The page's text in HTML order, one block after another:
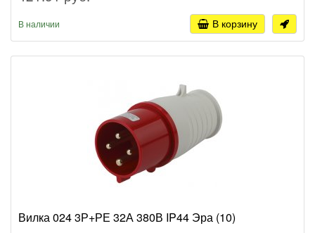
В наличии В корзину
Вилка 024 3Р+РЕ 32А 380В IP44 Эра (10)